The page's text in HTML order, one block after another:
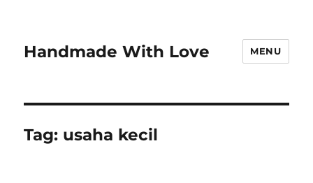
Handmade With Love MENU
Tag: usaha kecil